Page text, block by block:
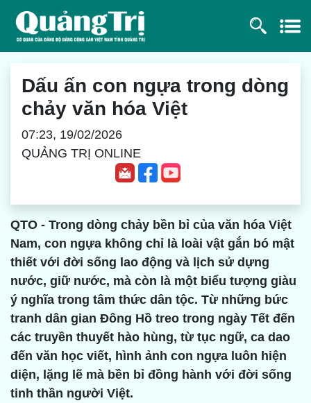
Dấu ấn con ngựa trong dòng
chảy văn hóa Việt
07:23, 19/02/2026
QUẢNG TRỊ ONLINE
QTO - Trong dòng chảy bền bỉ của văn hóa Việt
Nam, con ngựa không chỉ là loài vật gắn bó mật
thiết với đời sống lao động và lịch sử dựng
nước, giữ nước, mà còn là một biểu tượng giàu
ý nghĩa trong tâm thức dân tộc. Từ những bức
tranh dân gian Đông Hồ treo trong ngày Tết đến
các truyền thuyết hào hùng, từ tục ngữ, ca dao
đến văn học viết, hình ảnh con ngựa luôn hiện
diện, lặng lẽ mà bền bỉ đồng hành với đời sống
tinh thần người Việt.